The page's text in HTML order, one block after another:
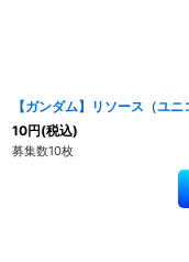
【ガンダム】リソース（ユ
10円(税込)
募集数10枚